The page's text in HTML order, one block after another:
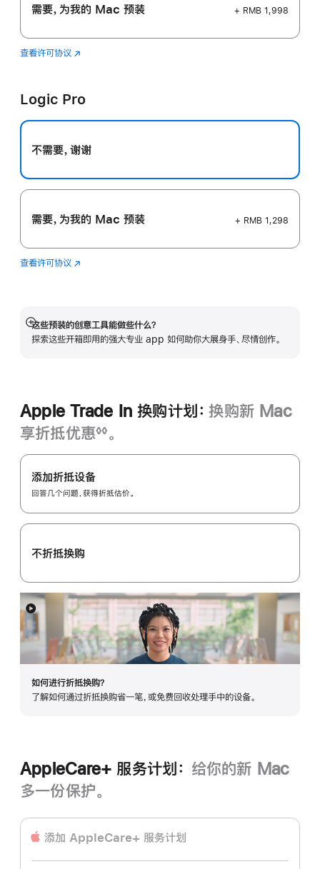
需要，为我的 Mac 预装 + RMB 1,998
查看许可协议 Final
(在
口
开)
Logic Pro
不需要，谢谢
需要，为我的 Mac 预装 + RMB 1,298
查看许可协议 Logic
(在
中
打
这些预装的创意工具能做些什么？
探索这些开箱即用的强大专业 app 如何助你大展身手、尽情创作。
展
开
Apple Trade In 换购计划： 换购新 Mac
享折抵优惠
注
◊◊ 。
Apple
Trade
换
购
划：
添加折抵设备
回答几个问题，获得折抵估价。
不折抵换购
如何进行折抵换购？
了解如何通过折抵换购省一笔，或免费回收处理手中的设备。
展
开
AppleCare+ 服务计划： 给你的新 Mac
多一份保护。
添加 AppleCare+ 服务计划